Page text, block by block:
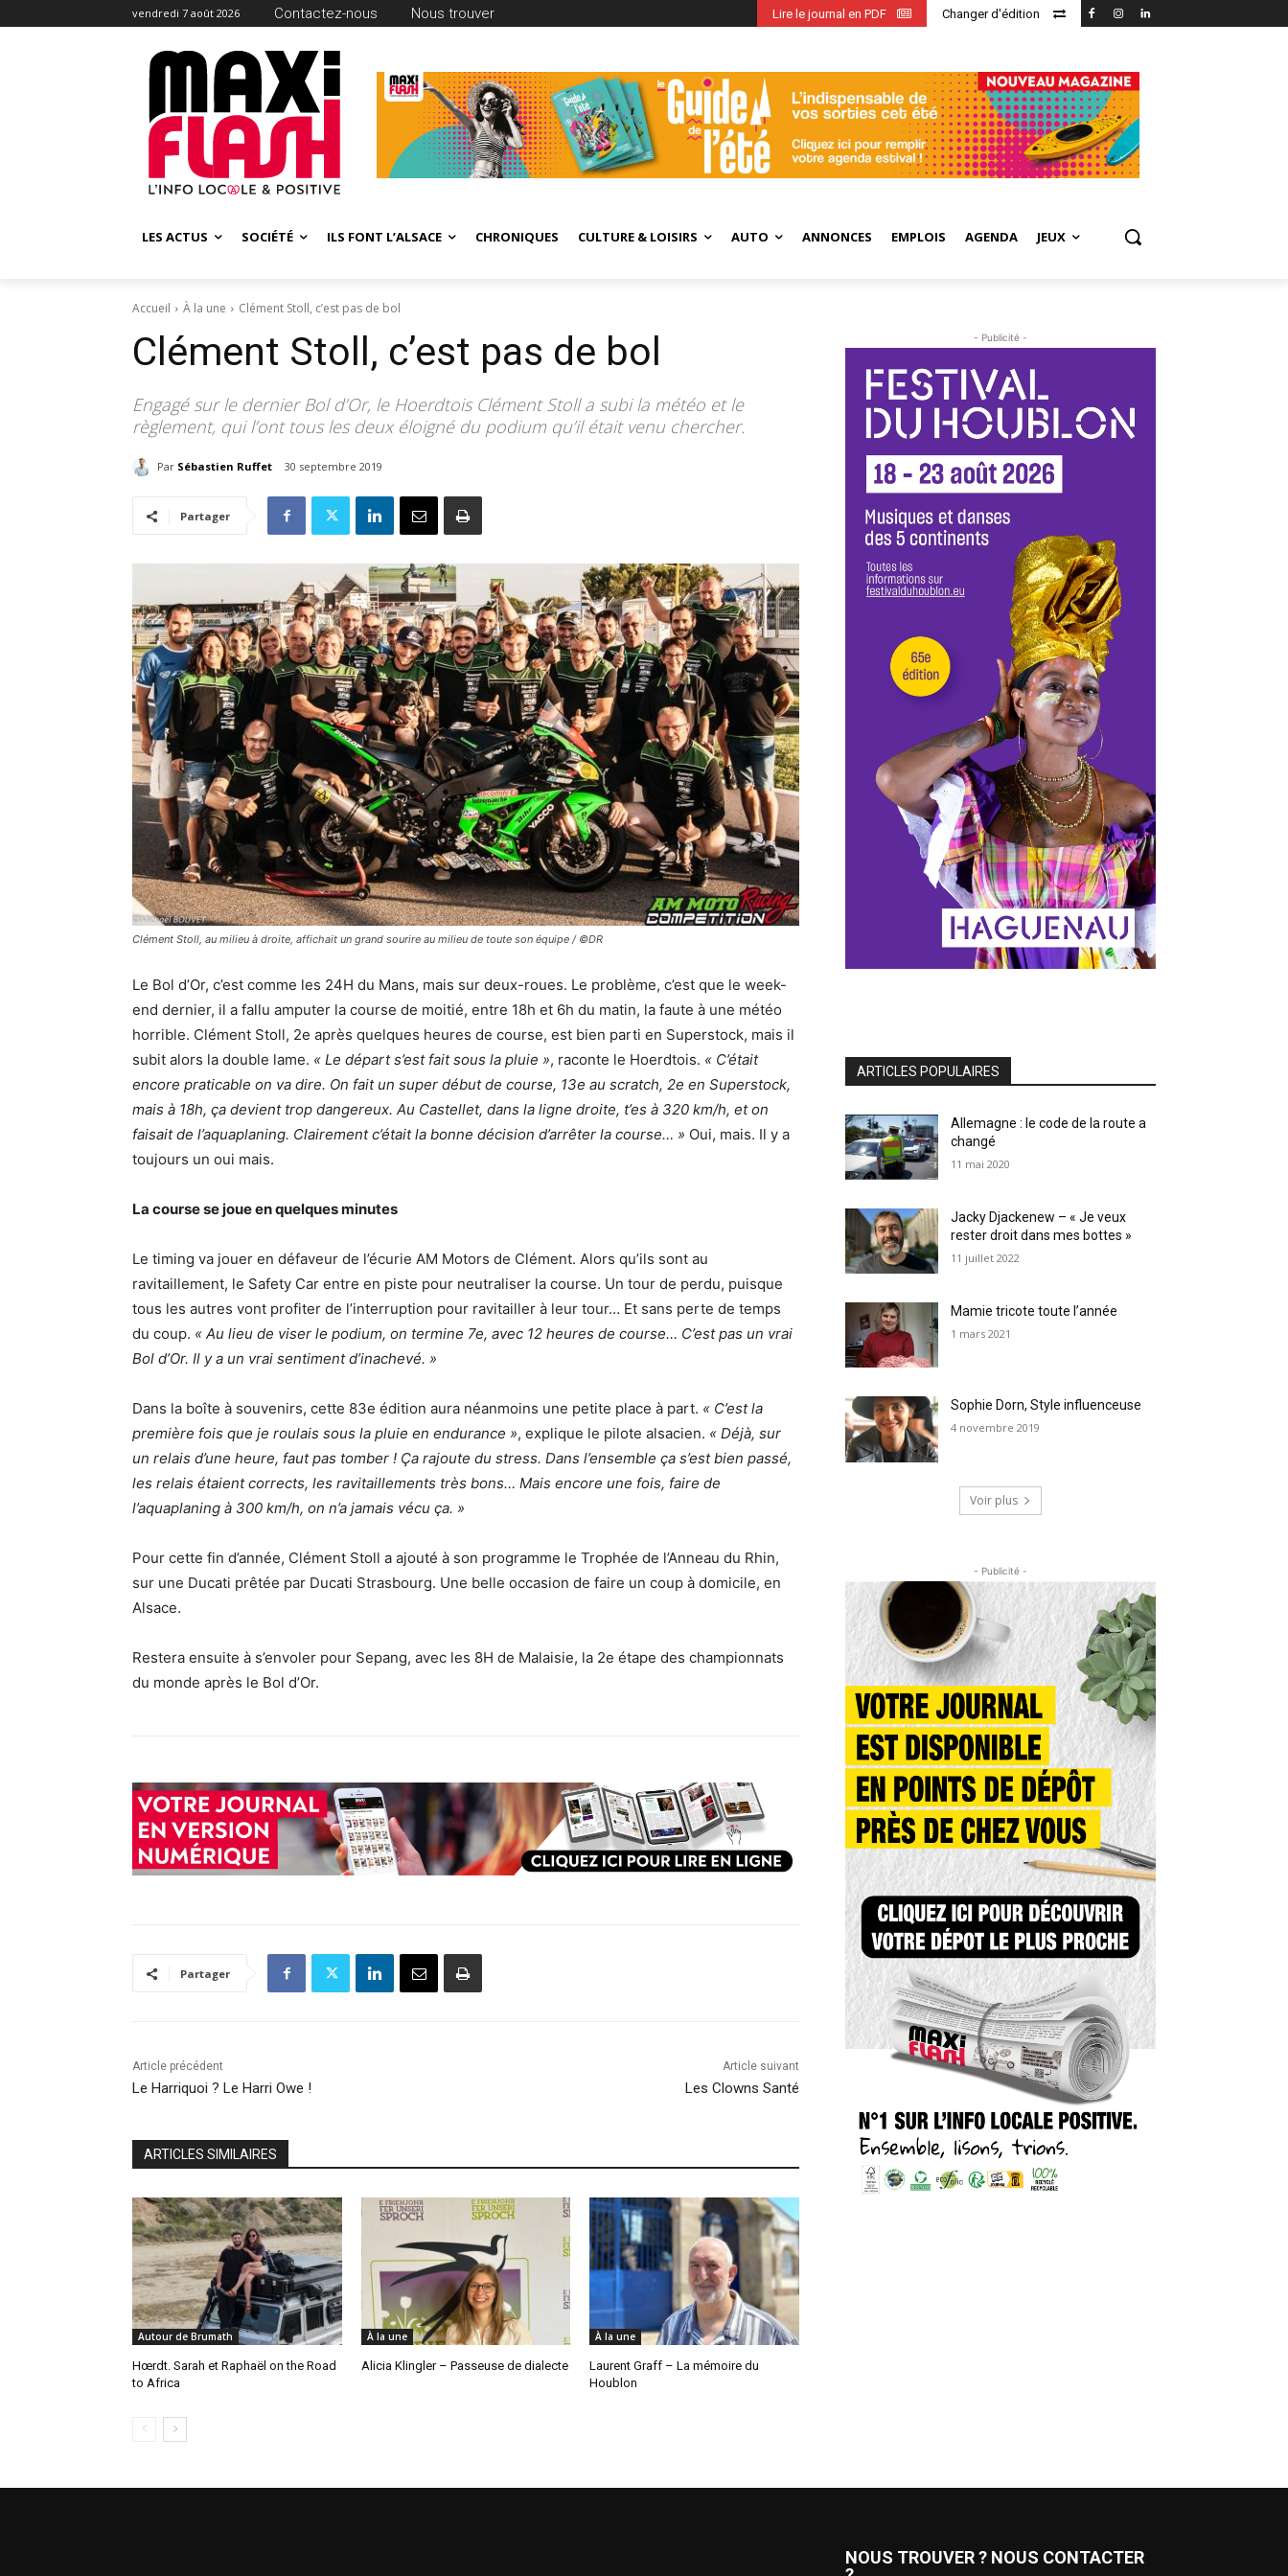
vendredi 7 août 2026 Contactez-nous Nous trouver Changer d'édition
Lire le journal en PDF
LES ACTUS SOCIÉTÉ ILS FONT L’ALSACE CHRONIQUES CULTURE & LOISIRS AUTO ANNONCES EMPLOIS AGENDA JEUX
Accueil À la une Clément Stoll, c’est pas de bol
Clément Stoll, c’est pas de bol
Engagé sur le dernier Bol d’Or, le Hoerdtois Clément Stoll a subi la météo et le
règlement, qui l’ont tous les deux éloigné du podium qu’il était venu chercher.
Par Sébastien Ruffet 30 septembre 2019
Partager
Clément Stoll, au milieu à droite, affichait un grand sourire au milieu de toute son équipe / ©DR
Le Bol d’Or, c’est comme les 24H du Mans, mais sur deux-roues. Le problème, c’est que le week-
end dernier, il a fallu amputer la course de moitié, entre 18h et 6h du matin, la faute à une météo
horrible. Clément Stoll, 2e après quelques heures de course, est bien parti en Superstock, mais il
subit alors la double lame. « Le départ s’est fait sous la pluie », raconte le Hoerdtois. « C’était
encore praticable on va dire. On fait un super début de course, 13e au scratch, 2e en Superstock,
mais à 18h, ça devient trop dangereux. Au Castellet, dans la ligne droite, t’es à 320 km/h, et on
faisait de l’aquaplaning. Clairement c’était la bonne décision d’arrêter la course… » Oui, mais. Il y a
toujours un oui mais.
La course se joue en quelques minutes
Le timing va jouer en défaveur de l’écurie AM Motors de Clément. Alors qu’ils sont au
ravitaillement, le Safety Car entre en piste pour neutraliser la course. Un tour de perdu, puisque
tous les autres vont profiter de l’interruption pour ravitailler à leur tour… Et sans perte de temps
du coup. « Au lieu de viser le podium, on termine 7e, avec 12 heures de course… C’est pas un vrai
Bol d’Or. Il y a un vrai sentiment d’inachevé. »
Dans la boîte à souvenirs, cette 83e édition aura néanmoins une petite place à part. « C’est la
première fois que je roulais sous la pluie en endurance », explique le pilote alsacien. « Déjà, sur
un relais d’une heure, faut pas tomber ! Ça rajoute du stress. Dans l’ensemble ça s’est bien passé,
les relais étaient corrects, les ravitaillements très bons… Mais encore une fois, faire de
l’aquaplaning à 300 km/h, on n’a jamais vécu ça. »
Pour cette fin d’année, Clément Stoll a ajouté à son programme le Trophée de l’Anneau du Rhin,
sur une Ducati prêtée par Ducati Strasbourg. Une belle occasion de faire un coup à domicile, en
Alsace.
Restera ensuite à s’envoler pour Sepang, avec les 8H de Malaisie, la 2e étape des championnats
du monde après le Bol d’Or.
Partager
Article précédent
Le Harriquoi ? Le Harri Owe !
Article suivant
Les Clowns Santé
ARTICLES SIMILAIRES
Autour de Brumath
Hœrdt. Sarah et Raphaël on the Road
to Africa
À la une
Alicia Klingler – Passeuse de dialecte
À la une
Laurent Graff – La mémoire du
Houblon
- Publicité -
ARTICLES POPULAIRES
Allemagne : le code de la route a
changé
11 mai 2020
Jacky Djackenew – « Je veux
rester droit dans mes bottes »
11 juillet 2022
Mamie tricote toute l’année
1 mars 2021
Sophie Dorn, Style influenceuse
4 novembre 2019
Voir plus
- Publicité -
NOUS TROUVER ? NOUS CONTACTER